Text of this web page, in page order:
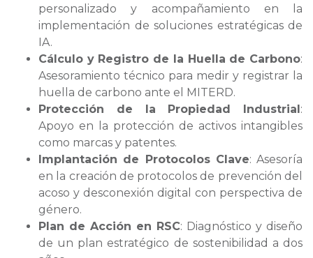
personalizado y acompañamiento en la
implementación de soluciones estratégicas de
IA.
Cálculo y Registro de la Huella de Carbono:
Asesoramiento técnico para medir y registrar la
huella de carbono ante el MITERD.
Protección de la Propiedad Industrial :
Apoyo en la protección de activos intangibles
como marcas y patentes.
Implantación de Protocolos Clave: Asesoría
en la creación de protocolos de prevención del
acoso y desconexión digital con perspectiva de
género.
Plan de Acción en RSC: Diagnóstico y diseño
de un plan estratégico de sostenibilidad a dos